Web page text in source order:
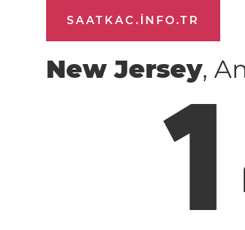
SAATKAC.INFO.TR
New Jersey,
1